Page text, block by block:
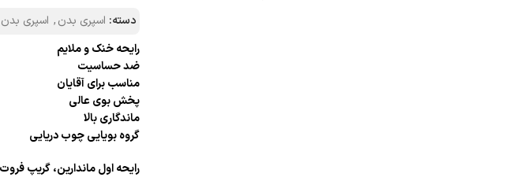
دسته: اسپری بدن, اسپری بدن
رایحه خنک و ملایم
ضد حساسیت
مناسب برای آقایان
پخش بوی عالی
ماندگاری بالا
گروه بویایی چوب دریایی
رایحه اول ماندارین، گریپ